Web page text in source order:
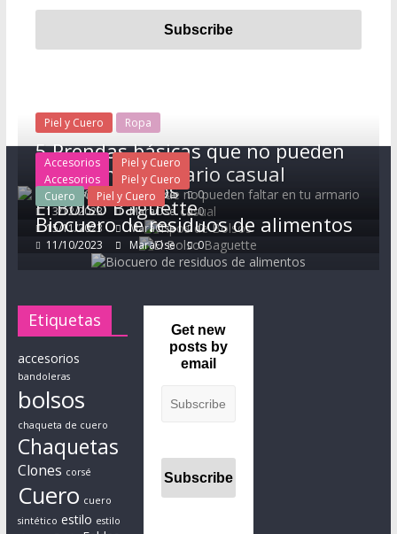
e
e
,
t
o
d
o
e
s
t
Piel y Cuero Ropa
5 Prendas básicas que no pueden
faltar en tu armario casual
10/11/2024 MaraOse 0
Accesorios Piel y Cuero
Tipos de Bolsos
13/12/2023 MaraOse 0
Accesorios Piel y Cuero
El Bolso Baguette
15/11/2023 MaraOse 0
Cuero Piel y Cuero
Biocuero de residuos de alimentos
11/10/2023 MaraOse 0
Etiquetas
accesorios
bandoleras
bolsos
chaqueta de cuero
Chaquetas
Clones corsé
Cuero cuero
sintético estilo estilo
Get new
posts by
email